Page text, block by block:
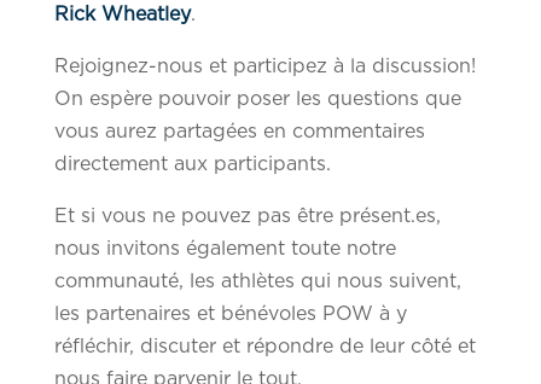
Rick Wheatley.
Rejoignez-nous et participez à la discussion!
On espère pouvoir poser les questions que
vous aurez partagées en commentaires
directement aux participants.
Et si vous ne pouvez pas être présent.es,
nous invitons également toute notre
communauté, les athlètes qui nous suivent,
les partenaires et bénévoles POW à y
réfléchir, discuter et répondre de leur côté et
nous faire parvenir le tout.